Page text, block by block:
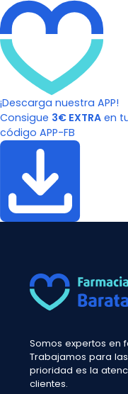
¡Descarga nuestra APP!
Consigue 3€ EXTRA en
código APP-FB
Somos expertos en
Trabajamos para
prioridad es la
clientes.